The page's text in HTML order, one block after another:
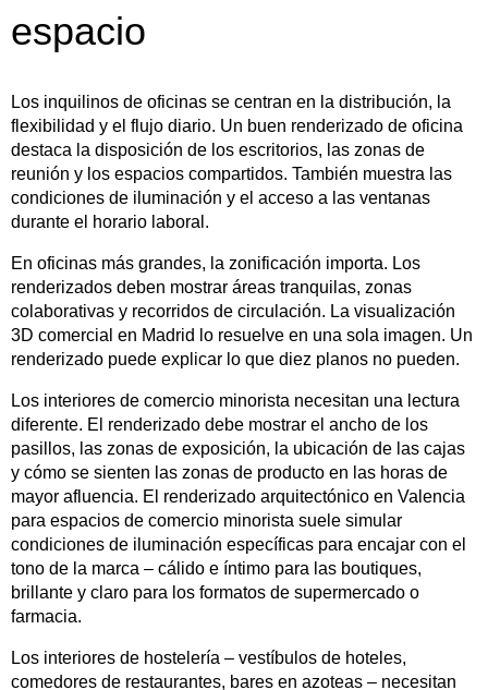
espacio
Los inquilinos de oficinas se centran en la distribución, la
flexibilidad y el flujo diario. Un buen renderizado de oficina
destaca la disposición de los escritorios, las zonas de
reunión y los espacios compartidos. También muestra las
condiciones de iluminación y el acceso a las ventanas
durante el horario laboral.
En oficinas más grandes, la zonificación importa. Los
renderizados deben mostrar áreas tranquilas, zonas
colaborativas y recorridos de circulación. La visualización
3D comercial en Madrid lo resuelve en una sola imagen. Un
renderizado puede explicar lo que diez planos no pueden.
Los interiores de comercio minorista necesitan una lectura
diferente. El renderizado debe mostrar el ancho de los
pasillos, las zonas de exposición, la ubicación de las cajas
y cómo se sienten las zonas de producto en las horas de
mayor afluencia. El renderizado arquitectónico en Valencia
para espacios de comercio minorista suele simular
condiciones de iluminación específicas para encajar con el
tono de la marca – cálido e íntimo para las boutiques,
brillante y claro para los formatos de supermercado o
farmacia.
Los interiores de hostelería – vestíbulos de hoteles,
comedores de restaurantes, bares en azoteas – necesitan